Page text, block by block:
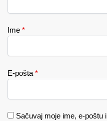
Ime *
E-pošta *
Sačuvaj moje ime, e-poštu